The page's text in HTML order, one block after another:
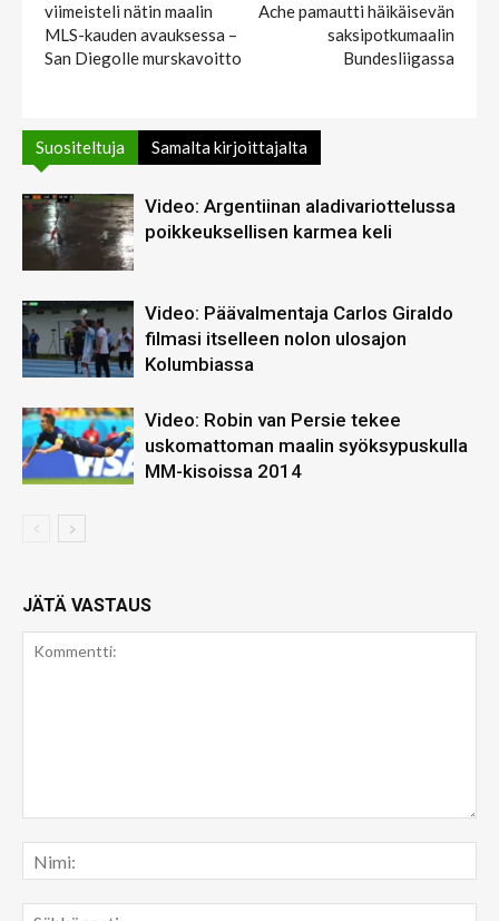
viimeisteli nätin maalin
MLS-kauden avauksessa –
San Diegolle murskavoitto
Ache pamautti häikäisevän
saksipotkumaalin
Bundesliigassa
Suositeltuja Samalta kirjoittajalta
Video: Argentiinan aladivariottelussa
poikkeuksellisen karmea keli
Video: Päävalmentaja Carlos Giraldo
filmasi itselleen nolon ulosajon
Kolumbiassa
Video: Robin van Persie tekee
uskomattoman maalin syöksypuskulla
MM-kisoissa 2014
JÄTÄ VASTAUS